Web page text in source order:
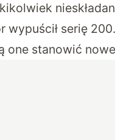
wypuścił serię
one stanowić